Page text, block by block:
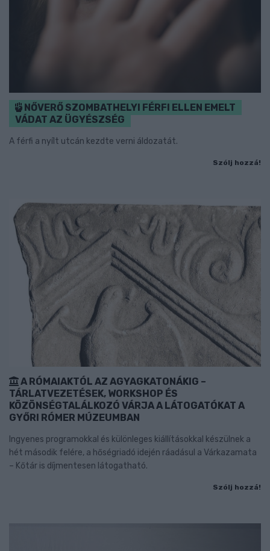
NŐVERŐ SZOMBATHELYI FÉRFI ELLEN EMELT
VÁDAT AZ ÜGYÉSZSÉG
A férfi a nyílt utcán kezdte verni áldozatát.
Szólj hozzá!
A RÓMAIAKTÓL AZ AGYAGKATONÁKIG –
TÁRLATVEZETÉSEK, WORKSHOP ÉS
KÖZÖNSÉGTALÁLKOZÓ VÁRJA A LÁTOGATÓKAT A
GYŐRI RÓMER MÚZEUMBAN
Ingyenes programokkal és különleges kiállításokkal készülnek a
hét második felére, a hőségriadó idején ráadásul a Várkazamata
– Kőtár is díjmentesen látogatható.
Szólj hozzá!